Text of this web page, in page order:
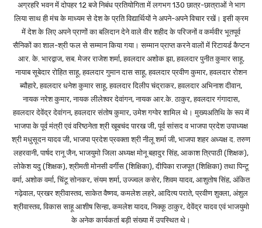
अग्रहरि भवन में दोपहर 12 बजे निबंध प्रतियोगिता में लगभग 130 छात्र-छात्राओं ने भाग
लिया साथ ही मंच के माध्यम से देश के प्रति विद्यार्थियों ने अपने-अपने विचार रखें। इसी क्रम
में देश के लिए अपने प्राणों का बलिदान देने वाले वीर शहीद के परिजनों व कर्मवीर भूतपूर्व
सैनिकों का शाल-श्री फल से सम्मान किया गया। सम्मान प्राप्त करने वालों में रिटायर्ड कैप्टन
आर. के. भारद्वाज, सब. मेजर राजेश शर्मा, हवलदार अशोक झा, हवलदार पुनीत कुमार साहू,
नायाब सूबेदार रोहित साहू, हवलदार गुमान दास साहू, हवलदार प्रवीण कुमार, हवलदार रोशन
ब्यौहारे, हवलदार धनेश कुमार साहू, हवलदार दिलीप चंद्राकर, हवलदार अभिनाश दीवान,
नायक नरेश कुमार, नायक लीलेश्वर देवांगन, नायक आर.के. ठाकुर, हवलदार गंगादास,
हवलदार देवेंद्र देवांगन, हवलदार संतोष कुमार, उमेश गग्वेर शामिल थे। मुख्यअतिथि के रूप में
भाजपा के पूर्व मंत्री एवं वरिष्ठनेता श्री खूबचंद पारख जी, पूर्व सांसद व भाजपा प्रदेश उपाध्यक्ष
श्री मधुसूदन यादव जी, भाजपा प्रदेश प्रवक्ता श्री नीलू शर्मा जी, भाजपा शहर अध्यक्ष द. तरुण
लहरवानी, पार्षद रानू जैन, भाजयुमो जिला अध्यक्ष मोनू बहादुर सिंह, आकाश त्रिपाठी (शिक्षक),
लोकेश यदु (शिक्षक), श्रीमती मोनसी वर्गीस (शिक्षिका), दीपिका राजपूत (शिक्षिका) तथा पिन्टू
वर्मा, अशोक वर्मा, चिंटू सोनकर, संयम शर्मा, उज्ज्वल कसेर, शिवम यादव, आशुतोष सिंह, अंकित
गढ़ेवाल, प्रखर श्रीवास्तव, साकेत वैष्णव, कमलेश लहरे, आदित्य पराते, प्रवीण शुक्ला, अंशुल
श्रीवास्तव, विकास साहू आशीष सिन्हा, कमलेश यादव, निक्कू ठाकुर, देवेंद्र यादव एवं भाजयुमो
के अनेक कार्यकर्ता बड़ी संख्या में उपस्थित थे।